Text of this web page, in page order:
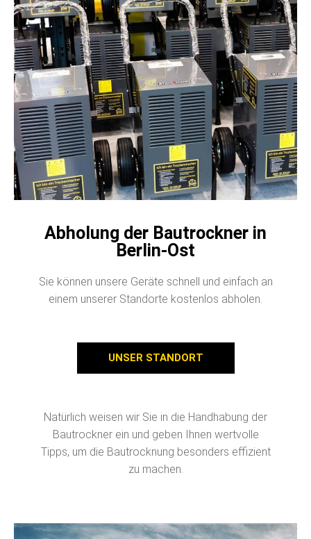
Abholung der Bautrockner in
Berlin-Ost
Sie können unsere Geräte schnell und einfach an
einem unserer Standorte kostenlos abholen.
UNSER STANDORT
Natürlich weisen wir Sie in die Handhabung der
Bautrockner ein und geben Ihnen wertvolle
Tipps, um die Bautrocknung besonders effizient
zu machen.